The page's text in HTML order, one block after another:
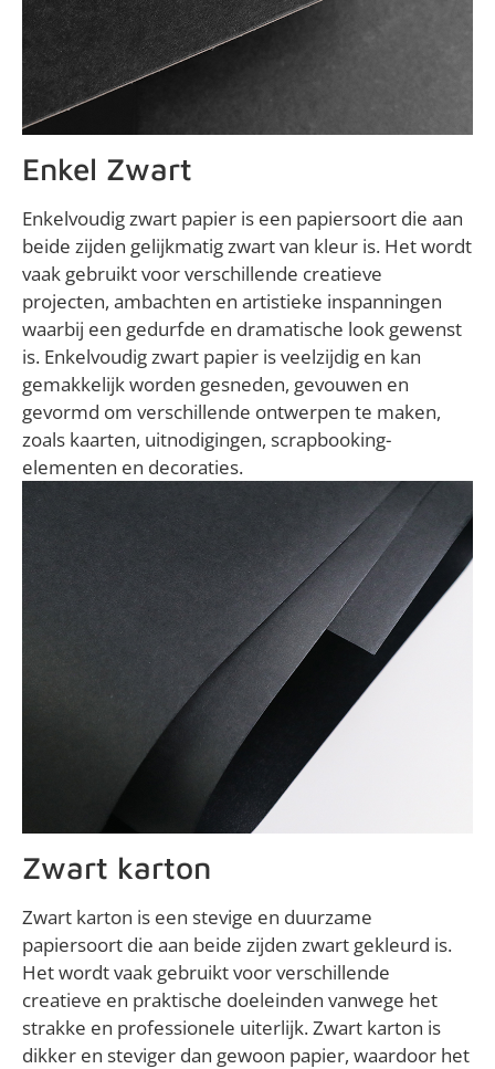
Enkel Zwart
Enkelvoudig zwart papier is een papiersoort die aan
beide zijden gelijkmatig zwart van kleur is. Het wordt
vaak gebruikt voor verschillende creatieve
projecten, ambachten en artistieke inspanningen
waarbij een gedurfde en dramatische look gewenst
is. Enkelvoudig zwart papier is veelzijdig en kan
gemakkelijk worden gesneden, gevouwen en
gevormd om verschillende ontwerpen te maken,
zoals kaarten, uitnodigingen, scrapbooking-
elementen en decoraties.
Zwart karton
Zwart karton is een stevige en duurzame
papiersoort die aan beide zijden zwart gekleurd is.
Het wordt vaak gebruikt voor verschillende
creatieve en praktische doeleinden vanwege het
strakke en professionele uiterlijk. Zwart karton is
dikker en steviger dan gewoon papier, waardoor het